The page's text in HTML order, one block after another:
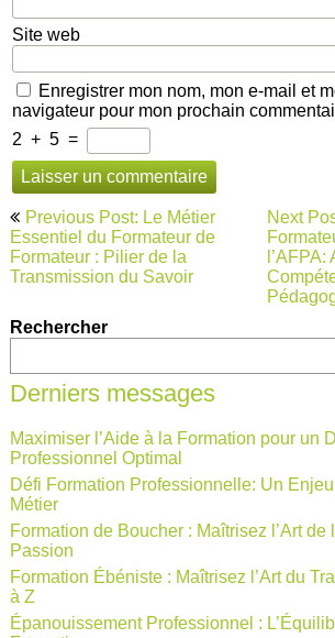
Site web
Enregistrer mon nom, mon e-mail et
navigateur pour mon prochain
2 + 5 =
Navigation
de
l’article
Previous Post: Le Métier
Essentiel du Formateur de
Formateur : Pilier de la
Transmission du Savoir
Next
Rechercher
Derniers messages
Maximiser l’Aide à la Formation pour un
Professionnel Optimal
Défi Formation Professionnelle: Un
Métier
Formation de Boucher : Maîtrisez l’Art de
Passion
Formation Ébéniste : Maîtrisez l’Art du
à Z
Épanouissement Professionnel :